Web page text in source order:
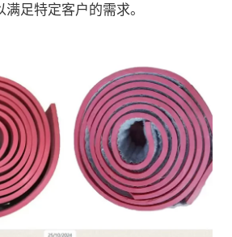
满足特定客户的需求。